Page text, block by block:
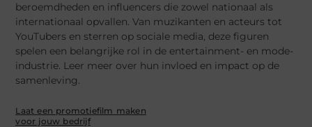
beroemdheden en influencers die zowel nationaal als
internationaal opvallen. Van muzikanten en acteurs tot
YouTubers en sterren op sociale media, deze figuren
spelen een belangrijke rol in de entertainment- en mode-
industrie. Leer meer over hun invloed en impact op de
samenleving.
Laat een promotiefilm maken
voor jouw bedrijf